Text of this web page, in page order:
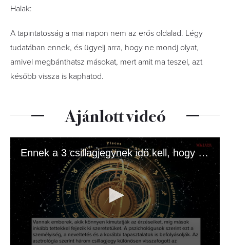
Halak:
A tapintatosság a mai napon nem az erős oldalad. Légy
tudatában ennek, és ügyelj arra, hogy ne mondj olyat,
amivel megbánthatsz másokat, mert amit ma teszel, azt
később vissza is kaphatod.
Ajánlott videó
Ennek a 3 csillagjegynek idő kell, hogy megnyíljon